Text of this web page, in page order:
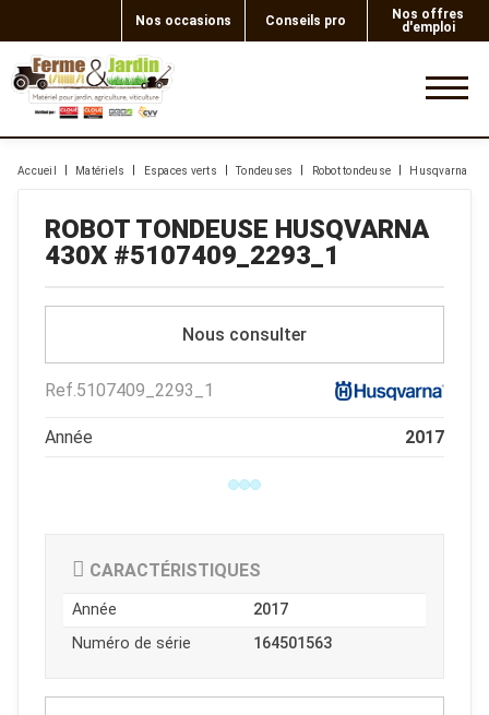
Nos occasions Conseils pro
Nos offres
d'emploi
Accueil Matériels Espaces verts Tondeuses Robot tondeuse Husqvarna
ROBOT TONDEUSE HUSQVARNA
430X #5107409_2293_1
CARACTÉRISTIQUES
Année
2017
Numéro de série
164501563
Nous consulter
Ref.5107409_2293_1
Année 2017